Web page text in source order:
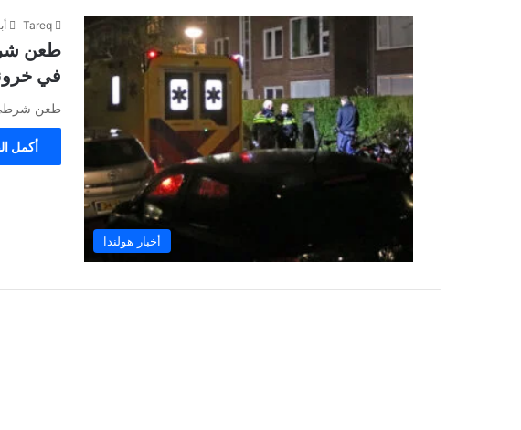
أخبار هولندا
Tareq
طعن
في
طعن شرطي
أكمل